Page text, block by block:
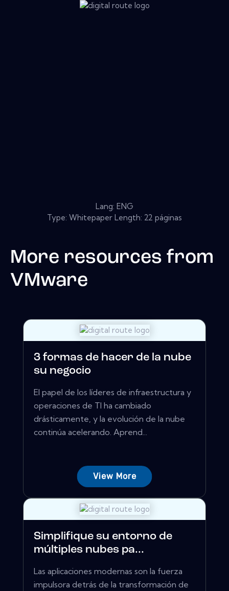
Lang: ENG
Type: Whitepaper Length: 22 páginas
More resources from
VMware
3 formas de hacer de la nube
su negocio
El papel de los líderes de infraestructura y
operaciones de TI ha cambiado
drásticamente, y la evolución de la nube
continúa acelerando. Aprend...
View More
Simplifique su entorno de
múltiples nubes pa...
Las aplicaciones modernas son la fuerza
impulsora detrás de la transformación de